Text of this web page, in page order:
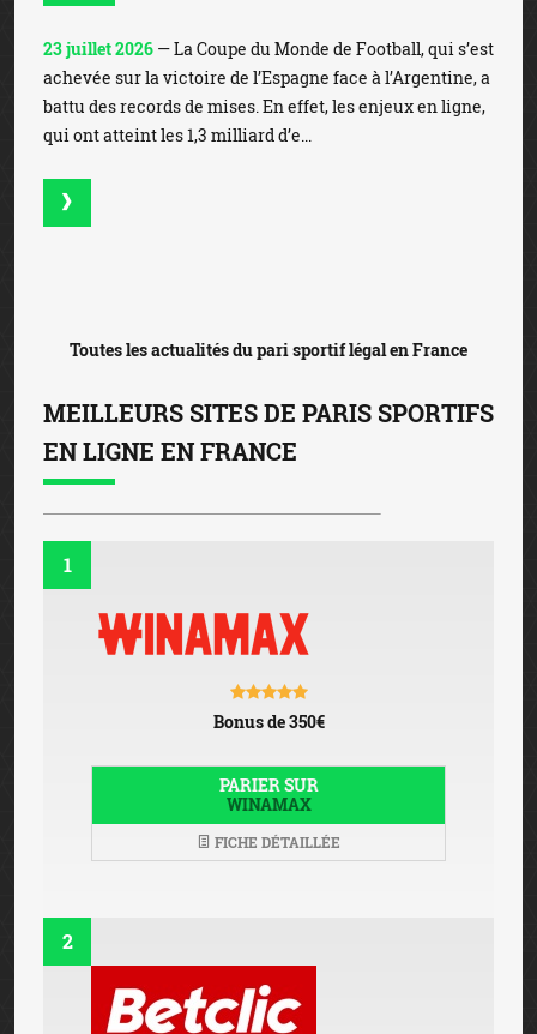
23 juillet 2026 — La Coupe du Monde de Football, qui s’est
achevée sur la victoire de l’Espagne face à l’Argentine, a
battu des records de mises. En effet, les enjeux en ligne,
qui ont atteint les 1,3 milliard d’e...
Toutes les actualités du pari sportif légal en France
MEILLEURS SITES DE PARIS SPORTIFS
EN LIGNE EN FRANCE
1
Bonus de 350€
PARIER SUR
WINAMAX
FICHE DÉTAILLÉE
2